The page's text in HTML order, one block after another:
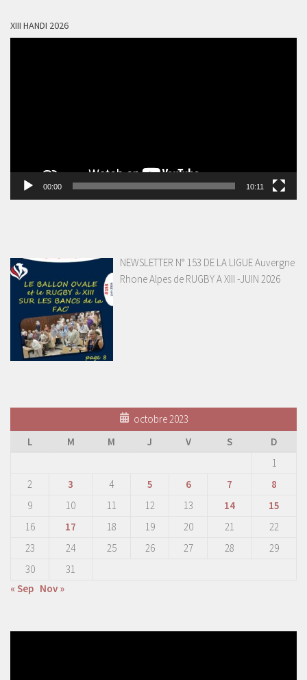
XIII HANDI 2026
00:00 10:11
NEWSLETTER N° 153 DE LA LIGUE Auvergne
Rhone Alpes de RUGBY A XIII -JUIN 2026
octobre 2023
L
M M J V S
D
1
2
3 4 5 6 7
8
9
10 11 12 13 14
15
16
17 18 19 20 21
22
23
24 25 26 27 28
29
30
31
« Sep Nov »